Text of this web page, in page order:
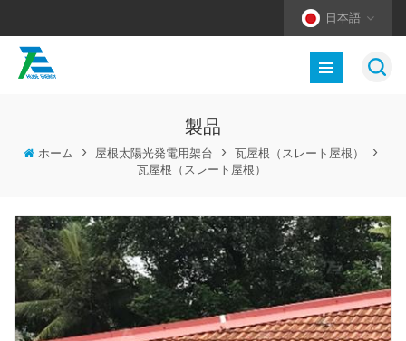
日本語
製品
ホーム > 屋根太陽光発電用架台 > 瓦屋根（スレート屋根）
>
瓦屋根（スレート屋根）